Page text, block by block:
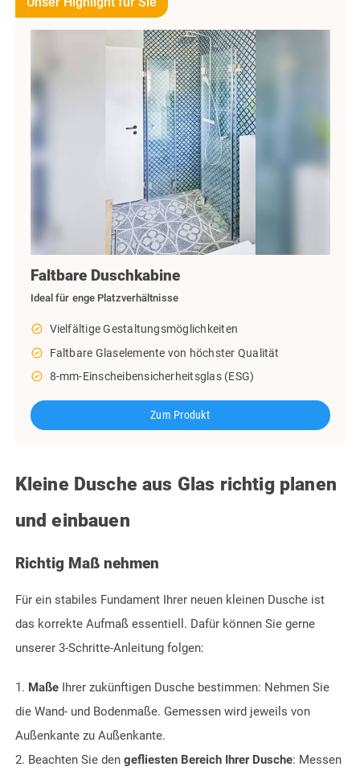
Faltbare Duschkabine
Ideal für enge Platzverhältnisse
check_circle_outline Vielfältige Gestaltungsmöglichkeiten
check_circle_outline Faltbare Glaselemente von höchster Qualität
check_circle_outline 8-mm-Einscheibensicherheitsglas (ESG)
Zum Produkt
Kleine Dusche aus Glas richtig planen
und einbauen
Richtig Maß nehmen
Für ein stabiles Fundament Ihrer neuen kleinen Dusche ist
das korrekte Aufmaß essentiell. Dafür können Sie gerne
unserer 3-Schritte-Anleitung folgen:
1. Maße Ihrer zukünftigen Dusche bestimmen: Nehmen Sie
die Wand- und Bodenmaße. Gemessen wird jeweils von
Außenkante zu Außenkante.
2. Beachten Sie den gefliesten Bereich Ihrer Dusche: Messen